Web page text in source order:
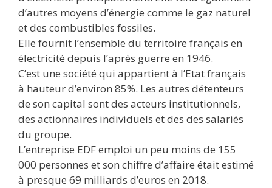
d’autres moyens d’énergie comme le gaz naturel
et des combustibles fossiles.
Elle fournit l’ensemble du territoire français en
électricité depuis l’après guerre en 1946.
C’est une société qui appartient à l’Etat français
à hauteur d’environ 85%. Les autres détenteurs
de son capital sont des acteurs institutionnels,
des actionnaires individuels et des des salariés
du groupe.
L’entreprise EDF emploi un peu moins de 155
000 personnes et son chiffre d’affaire était estimé
à presque 69 milliards d’euros en 2018.